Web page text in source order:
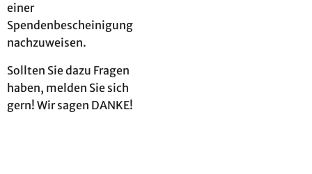
einer
Spendenbescheinigung
nachzuweisen.
Sollten Sie dazu Fragen
haben, melden Sie sich
gern! Wir sagen DANKE!